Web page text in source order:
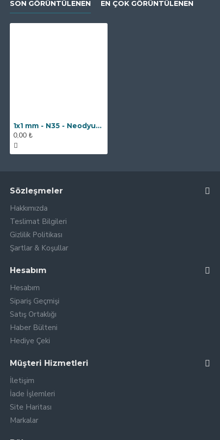
SON GÖRÜNTÜLENEN EN ÇOK GÖRÜNTÜLENEN
1x1 mm - N35 - Neodyum Mıknatıs
0,00 ₺
Sözleşmeler
Hakkımızda
Teslimat Bilgileri
Gizlilik Politikası
Şartlar & Koşullar
Hesabım
Hesabım
Sipariş Geçmişi
Satış Ortaklığı
Haber Bülteni
Hediye Çeki
Müşteri Hizmetleri
İletişim
İade İşlemleri
Site Haritası
Markalar